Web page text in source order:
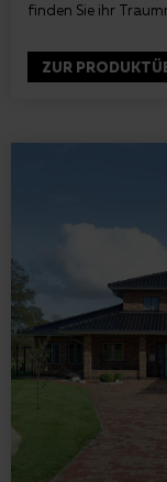
finden Sie ihr
ZUR